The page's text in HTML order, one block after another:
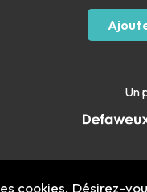
Un
Mentions légales-
cookies. Désirez-